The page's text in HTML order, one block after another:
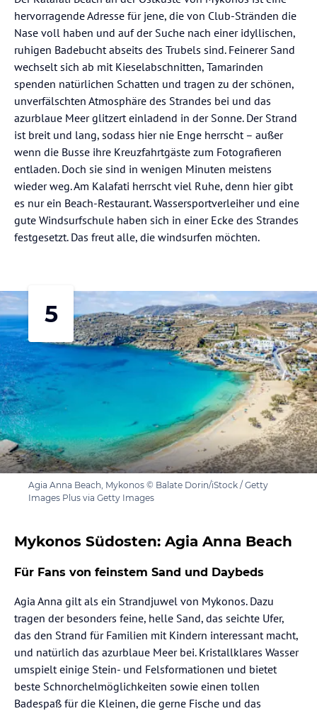
hervorragende Adresse für jene, die von Club-Stränden die
Nase voll haben und auf der Suche nach einer idyllischen,
ruhigen Badebucht abseits des Trubels sind. Feinerer Sand
wechselt sich ab mit Kieselabschnitten, Tamarinden
spenden natürlichen Schatten und tragen zu der schönen,
unverfälschten Atmosphäre des Strandes bei und das
azurblaue Meer glitzert einladend in der Sonne. Der Strand
ist breit und lang, sodass hier nie Enge herrscht – außer
wenn die Busse ihre Kreuzfahrtgäste zum Fotografieren
entladen. Doch sie sind in wenigen Minuten meistens
wieder weg. Am Kalafati herrscht viel Ruhe, denn hier gibt
es nur ein Beach-Restaurant. Wassersportverleiher und eine
gute Windsurfschule haben sich in einer Ecke des Strandes
festgesetzt. Das freut alle, die windsurfen möchten.
5
Agia Anna Beach, Mykonos © Balate Dorin/iStock / Getty
Images Plus via Getty Images
Mykonos Südosten: Agia Anna Beach
Für Fans von feinstem Sand und Daybeds
Agia Anna gilt als ein Strandjuwel von Mykonos. Dazu
tragen der besonders feine, helle Sand, das seichte Ufer,
das den Strand für Familien mit Kindern interessant macht,
und natürlich das azurblaue Meer bei. Kristallklares Wasser
umspielt einige Stein- und Felsformationen und bietet
beste Schnorchelmöglichkeiten sowie einen tollen
Badespaß für die Kleinen, die gerne Fische und das